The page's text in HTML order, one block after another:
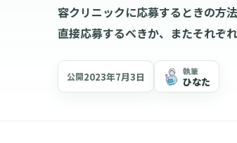
容クリニックに応募するときの方
直接応募するべきか、またそれぞ
公開2023年7月3日 執筆
ひなた